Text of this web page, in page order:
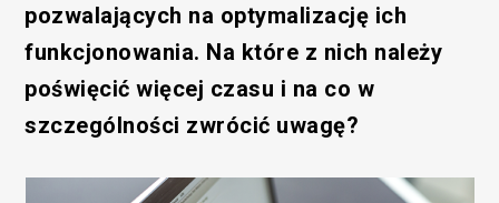
pozwalających na optymalizację ich
funkcjonowania. Na które z nich należy
poświęcić więcej czasu i na co w
szczególności zwrócić uwagę?